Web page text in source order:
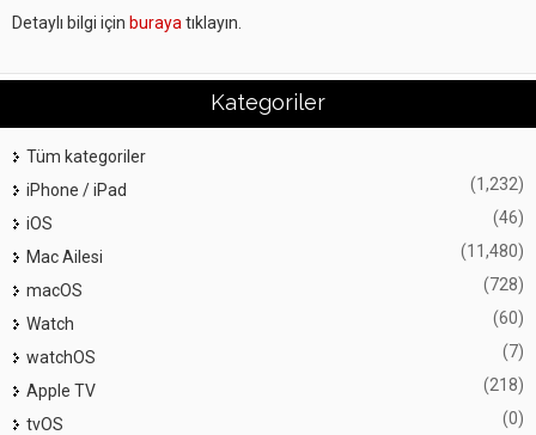
Detaylı bilgi için buraya tıklayın.
Kategoriler
Tüm kategoriler
iPhone / iPad
(1,232)
iOS (46)
Mac Ailesi (11,480)
macOS (728)
Watch (60)
watchOS (7)
Apple TV (218)
tvOS (0)